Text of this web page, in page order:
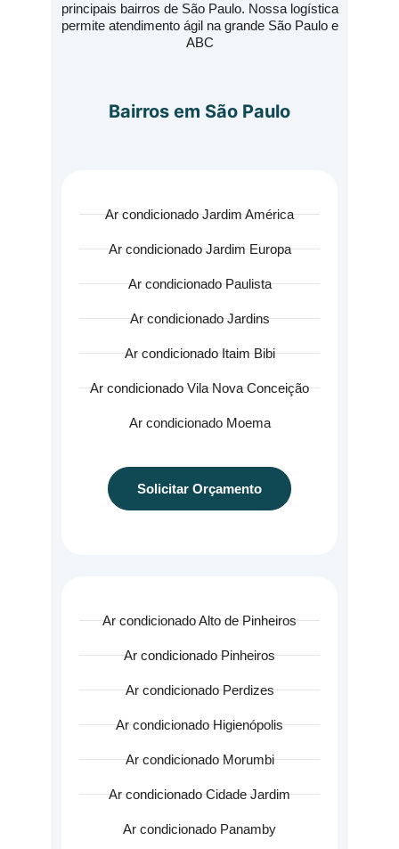
principais bairros de São Paulo. Nossa logística
permite atendimento ágil na grande São Paulo e
ABC
Bairros em São Paulo
Ar condicionado Jardim América
Ar condicionado Jardim Europa
Ar condicionado Paulista
Ar condicionado Jardins
Ar condicionado Itaim Bibi
Ar condicionado Vila Nova Conceição
Ar condicionado Moema
Solicitar Orçamento
Ar condicionado Alto de Pinheiros
Ar condicionado Pinheiros
Ar condicionado Perdizes
Ar condicionado Higienópolis
Ar condicionado Morumbi
Ar condicionado Cidade Jardim
Ar condicionado Panamby